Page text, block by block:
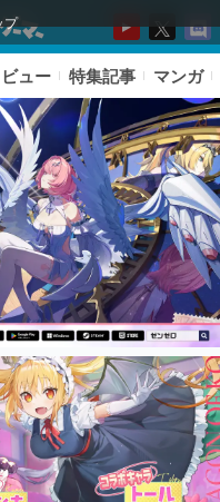
プ
キング
ュー 特集記事 マンガ